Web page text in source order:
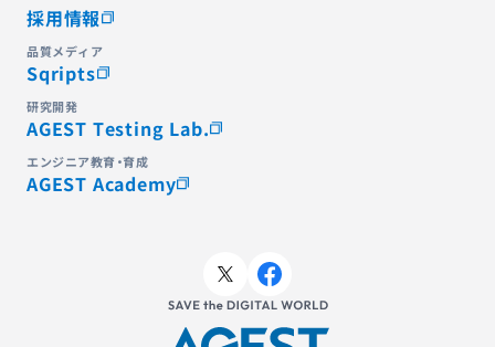
採用情報
品質メディア
Sqripts
研究開発
AGEST Testing Lab.
エンジニア教育・育成
AGEST Academy